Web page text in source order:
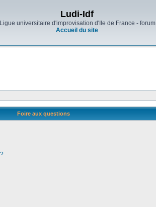
Ludi-Idf
Ligue universitaire d'improvisation d'Ile de France - forum
Accueil du site
Foire aux questions